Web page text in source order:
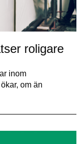
roligare
inom
om än